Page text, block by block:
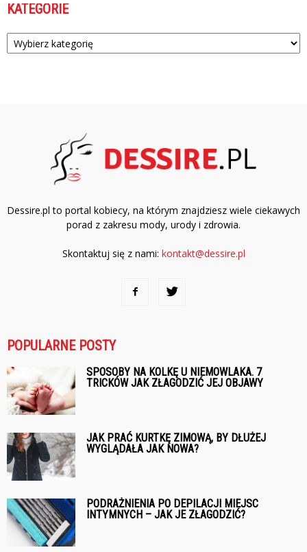
KATEGORIE
Kategorie
Dessire.pl to portal kobiecy, na którym znajdziesz wiele ciekawych
porad z zakresu mody, urody i zdrowia.
Skontaktuj się z nami: kontakt@dessire.pl
POPULARNE POSTY
SPOSOBY NA KOLKĘ U NIEMOWLAKA. 7
TRICKÓW JAK ZŁAGODZIĆ JEJ OBJAWY
JAK PRAĆ KURTKĘ ZIMOWĄ, BY DŁUŻEJ
WYGLĄDAŁA JAK NOWA?
PODRAŻNIENIA PO DEPILACJI MIEJSC
INTYMNYCH – JAK JE ZŁAGODZIĆ?